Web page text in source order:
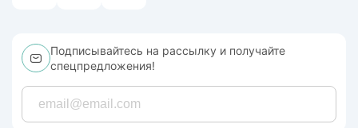
Подписывайтесь на рассылку и получайте
спецпредложения!